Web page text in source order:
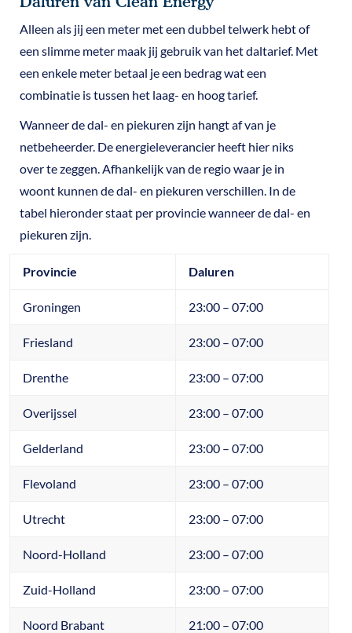
Alleen als jij een meter met een dubbel telwerk hebt of
een slimme meter maak jij gebruik van het daltarief. Met
een enkele meter betaal je een bedrag wat een
combinatie is tussen het laag- en hoog tarief.
Wanneer de dal- en piekuren zijn hangt af van je
netbeheerder. De energieleverancier heeft hier niks
over te zeggen. Afhankelijk van de regio waar je in
woont kunnen de dal- en piekuren verschillen. In de
tabel hieronder staat per provincie wanneer de dal- en
piekuren zijn.
Provincie Daluren
Groningen 23:00 – 07:00
Friesland 23:00 – 07:00
Drenthe 23:00 – 07:00
Overijssel 23:00 – 07:00
Gelderland 23:00 – 07:00
Flevoland 23:00 – 07:00
Utrecht 23:00 – 07:00
Noord-Holland 23:00 – 07:00
Zuid-Holland 23:00 – 07:00
Noord Brabant 21:00 – 07:00